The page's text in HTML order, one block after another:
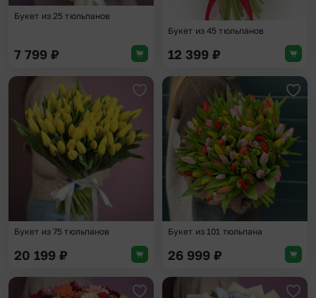
Букет из 25 тюльпанов
7 799 ₽
Букет из 45 тюльпанов
12 399 ₽
Добавить в избранное
Букет из 75 тюльпанов
20 199 ₽
Букет из 101 тюльпана
26 999 ₽